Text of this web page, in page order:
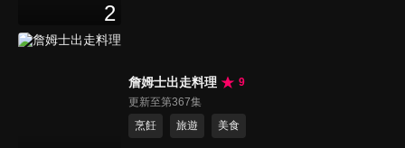
2
詹姆士出走料理
9
更新至第367集
烹飪
旅遊 美食